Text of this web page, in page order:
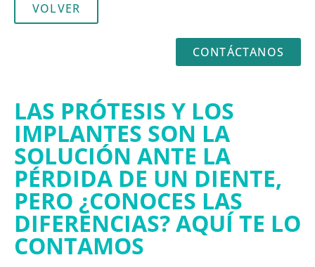
VOLVER
CONTÁCTANOS
LAS PRÓTESIS Y LOS
IMPLANTES SON LA
SOLUCIÓN ANTE LA
PÉRDIDA DE UN DIENTE,
PERO ¿CONOCES LAS
DIFERENCIAS? AQUÍ TE LO
CONTAMOS